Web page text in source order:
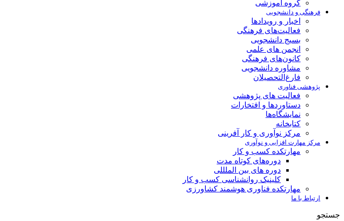
گروه آموزشی
فرهنگی و دانشجویی
اخبار و رویدادها
فعالیت‌های فرهنگی
بسیج دانشجویی
انجمن های علمی
کانون‌های فرهنگی
مشاوره دانشجویی
فارغ‌التحصیلان
پژوهشی فناوری
فعالیت های پژوهشی
دستاوردها و افتخارات
نمایشگاه‌ها
کتابخانه
مرکز نوآوری و کار آفرینی
مرکز مهارت افزایی و نوآوری
مهارتکده کسب و کار
دوره‌های کوتاه مدت
دوره های بین الملللی
کلینیک روانشناسی کسب و کار
مهارتکده فناوری هوشمند کشاورزی
ارتباط با ما
جستجو